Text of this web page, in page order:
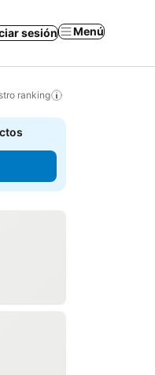
sesión Menú
ranking